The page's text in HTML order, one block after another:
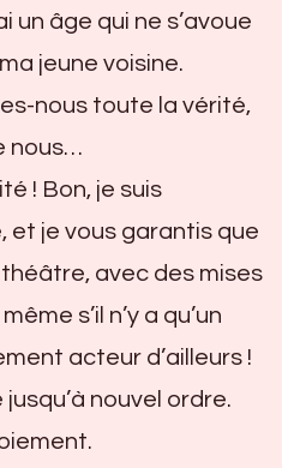
un âge qui ne s’avoue
jeune voisine.
nous toute la vérité,
nous…
! Bon, je suis
et je vous garantis que
avec des mises
s’il n’y a qu’un
acteur d’ailleurs !
nouvel ordre.